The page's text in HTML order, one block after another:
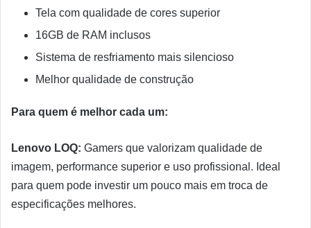
Tela com qualidade de cores superior
16GB de RAM inclusos
Sistema de resfriamento mais silencioso
Melhor qualidade de construção
Para quem é melhor cada um:
Lenovo LOQ: Gamers que valorizam qualidade de
imagem, performance superior e uso profissional. Ideal
para quem pode investir um pouco mais em troca de
especificações melhores.